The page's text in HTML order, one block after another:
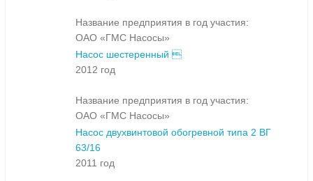
Название предприятия в год участия:
ОАО «ГМС Насосы»
Насос шестеренный 
2012 год
Название предприятия в год участия:
ОАО «ГМС Насосы»
Насос двухвинтовой обогревной типа 2 ВГ
63/16
2011 год